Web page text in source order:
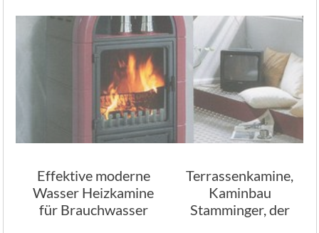
Effektive moderne
Wasser Heizkamine
für Brauchwasser
Terrassenkamine,
Kaminbau
Stamminger, der